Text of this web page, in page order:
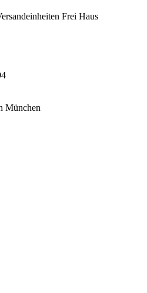
Frei Haus
München